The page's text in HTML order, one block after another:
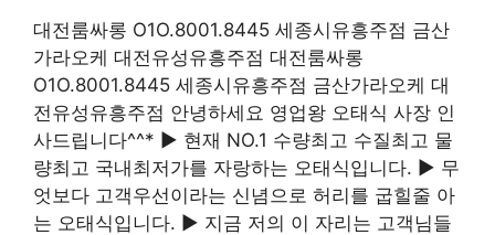
대전룸싸롱 O1O.8001.8445 세종시유흥주점 금산
가라오케 대전유성유흥주점 대전룸싸롱
O1O.8001.8445 세종시유흥주점 금산가라오케 대
전유성유흥주점 안녕하세요 영업왕 오태식 사장 인
사드립니다^^* ▶ 현재 NO.1 수량최고 수질최고 물
량최고 국내최저가를 자랑하는 오태식입니다. ▶ 무
엇보다 고객우선이라는 신념으로 허리를 굽힐줄 아
는 오태식입니다. ▶ 지금 저의 이 자리는 고객님들